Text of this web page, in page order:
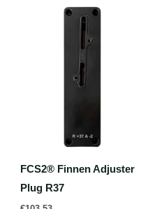
FCS2® Finnen Adjuster
Plug R37